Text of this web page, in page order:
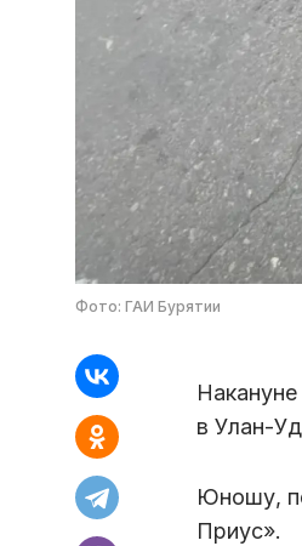
Фото: ГАИ Бурятии
в Улан-
Юношу,
Приус».